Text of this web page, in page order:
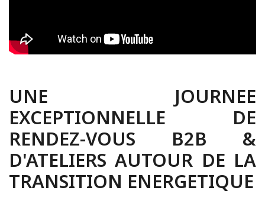
UNE JOURNEE
EXCEPTIONNELLE DE
RENDEZ-VOUS B2B &
D'ATELIERS AUTOUR DE LA
TRANSITION ENERGETIQUE